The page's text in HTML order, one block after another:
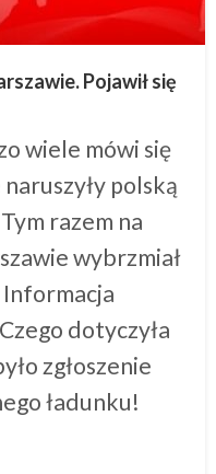
Pojawił się
wiele mówi się
polską
razem na
wybrzmiał
dotyczyła
zgłoszenie
ładunku!